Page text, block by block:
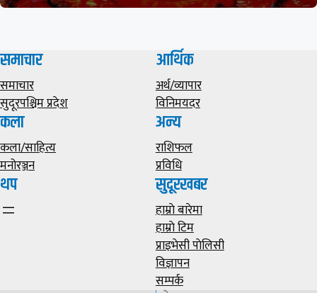
समाचार
समाचार
सुदूरपश्चिम प्रदेश
आर्थिक
अर्थ/व्यापार
विनिमयदर
कला
कला/साहित्य
मनोरञ्जन
अन्य
राशिफल
प्रविधि
थप सुदूरखबर
हाम्राे बारेमा
हाम्राे टिम
प्राइभेसी पाेलिसी
विज्ञापन
सम्पर्क